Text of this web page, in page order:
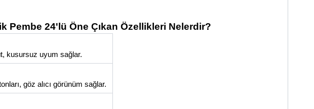
Pembe 24'lü Öne Çıkan Özellikleri Nelerdir?
kusursuz uyum sağlar.
göz alıcı görünüm sağlar.